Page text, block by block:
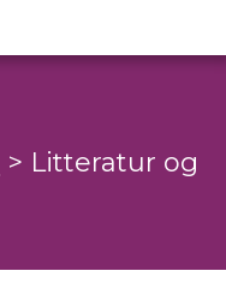
> Litteratur og